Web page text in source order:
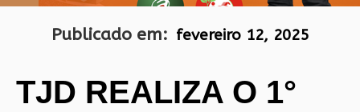
Publicado em: fevereiro 12, 2025
TJD REALIZA O 1°